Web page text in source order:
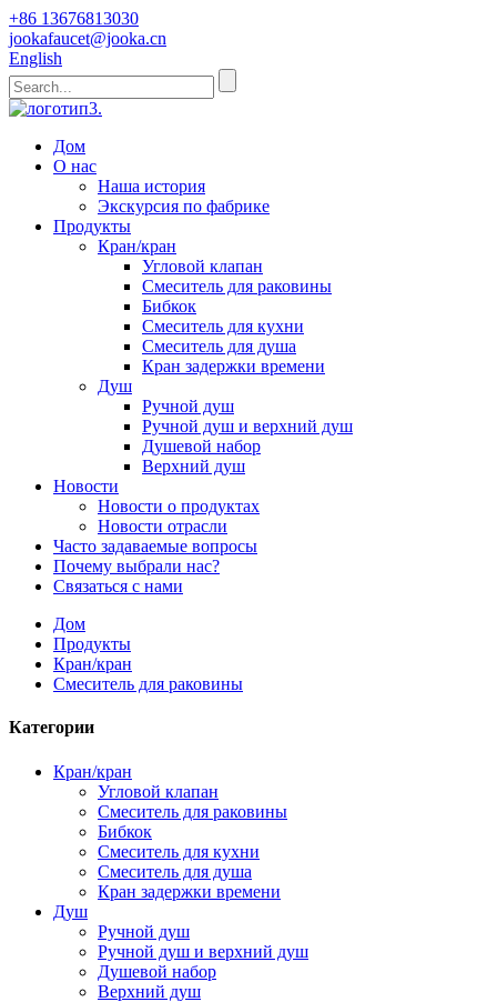
+86 13676813030
jookafaucet@jooka.cn
English
Дом
О нас
Наша история
Экскурсия по фабрике
Продукты
Кран/кран
Угловой клапан
Смеситель для раковины
Бибкок
Смеситель для кухни
Смеситель для душа
Кран задержки времени
Душ
Ручной душ
Ручной душ и верхний душ
Душевой набор
Верхний душ
Новости
Новости о продуктах
Новости отрасли
Часто задаваемые вопросы
Почему выбрали нас?
Связаться с нами
Дом
Продукты
Кран/кран
Смеситель для раковины
Категории
Кран/кран
Угловой клапан
Смеситель для раковины
Бибкок
Смеситель для кухни
Смеситель для душа
Кран задержки времени
Душ
Ручной душ
Ручной душ и верхний душ
Душевой набор
Верхний душ